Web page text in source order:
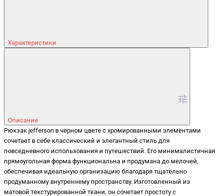
Характеристики
Описание
Рюкзак jefferson в черном цвете с хромированными элементами
сочетает в себе классический и элегантный стиль для
повседневного использования и путешествий. Его минималистичная
прямоугольная форма функциональна и продумана до мелочей,
обеспечивая идеальную организацию благодаря тщательно
продуманному внутреннему пространству. Изготовленный из
матовой текстурированной ткани, он сочетает простоту с